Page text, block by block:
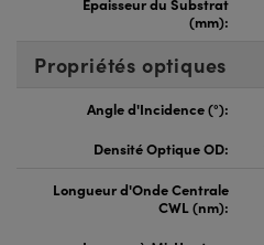
(mm):
Propriétés optiques
Angle d'Incidence (°):
Densité Optique OD:
Longueur d'Onde Centrale
CWL (nm):